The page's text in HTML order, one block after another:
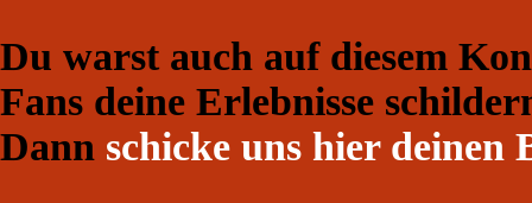
Du warst auch auf diesem
Fans deine Erlebnisse
Dann schicke uns hier deinen